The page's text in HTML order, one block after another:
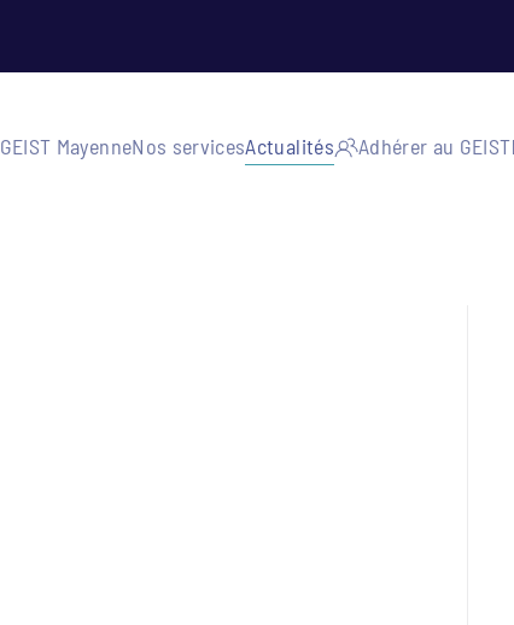
GEIST MayenneNos servicesActualités Adhérer au GEIST